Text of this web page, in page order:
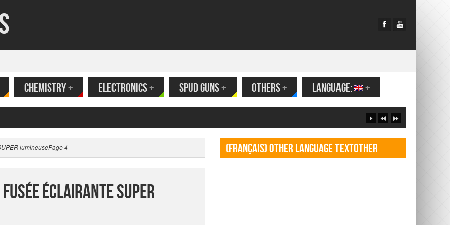
CHEMISTRY+ ELECTRONICS+ SPUD GUNS+ OTHERS+ LANGUAGE: +
lumineusePage 4
éclairante SUPER
(Français) Other language TextOther